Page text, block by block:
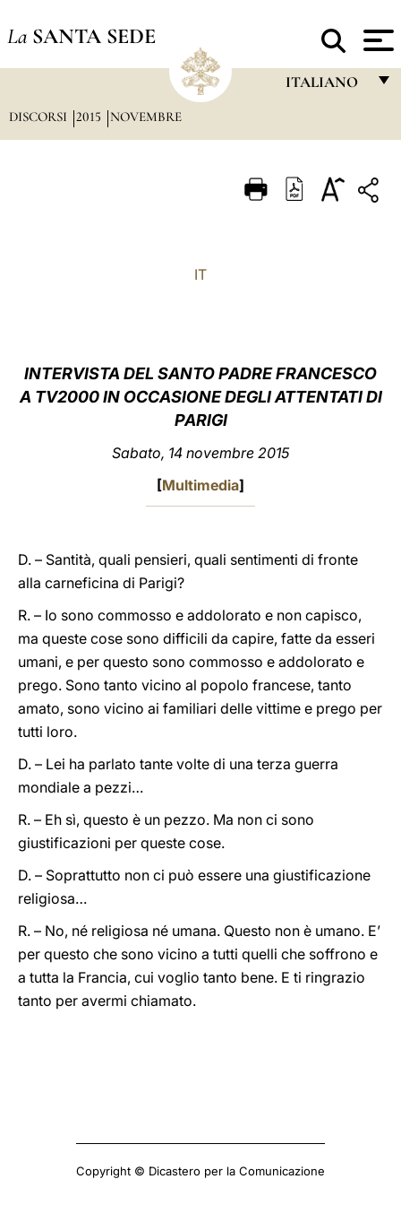
La SANTA SEDE
ITALIANO
ITALIANO
中文
DISCORSI 2015 NOVEMBRE
IT
INTERVISTA DEL SANTO PADRE FRANCESCO
A TV2000 IN OCCASIONE DEGLI ATTENTATI DI
PARIGI
Sabato, 14 novembre 2015
[Multimedia]
D. – Santità, quali pensieri, quali sentimenti di fronte
alla carneficina di Parigi?
R. – Io sono commosso e addolorato e non capisco,
ma queste cose sono difficili da capire, fatte da esseri
umani, e per questo sono commosso e addolorato e
prego. Sono tanto vicino al popolo francese, tanto
amato, sono vicino ai familiari delle vittime e prego per
tutti loro.
D. – Lei ha parlato tante volte di una terza guerra
mondiale a pezzi…
R. – Eh sì, questo è un pezzo. Ma non ci sono
giustificazioni per queste cose.
D. – Soprattutto non ci può essere una giustificazione
religiosa…
R. – No, né religiosa né umana. Questo non è umano. E’
per questo che sono vicino a tutti quelli che soffrono e
a tutta la Francia, cui voglio tanto bene. E ti ringrazio
tanto per avermi chiamato.
Copyright © Dicastero per la Comunicazione